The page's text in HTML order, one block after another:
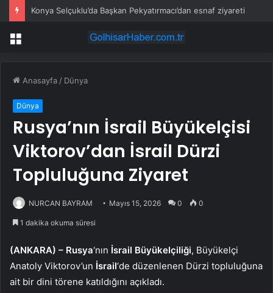
Konya Selçuklu’da Başkan Pekyatırmacı’dan esnaf ziyareti
Menü
Anasayfa / Dünya
Dünya
Rusya’nın İsrail Büyükelçisi
Viktorov’dan İsrail Dürzi
Topluluğuna Ziyaret
NURCAN BAYRAM Mayıs 15, 2026 0 0
1 dakika okuma süresi
(ANKARA) – Rusya‘nın İsrail Büyükelçiliği, Büyükelçi
Anatoly Viktorov’un İsrail‘de düzenlenen Dürzi topluluğuna
ait bir dini törene katıldığını açıkladı.